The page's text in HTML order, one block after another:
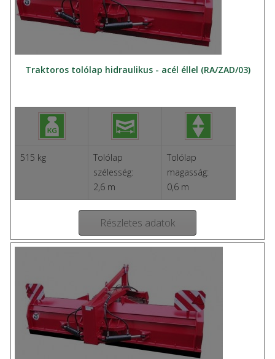
Traktoros tolólap hidraulikus - acél éllel (RA/ZAD/03)
515 kg
Tolólap
szélesség:
2,6 m
Tolólap
magasság:
0,6 m
Részletes adatok